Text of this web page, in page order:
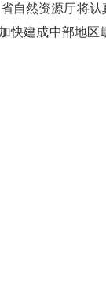
自然资源厅将
快建成中部地区